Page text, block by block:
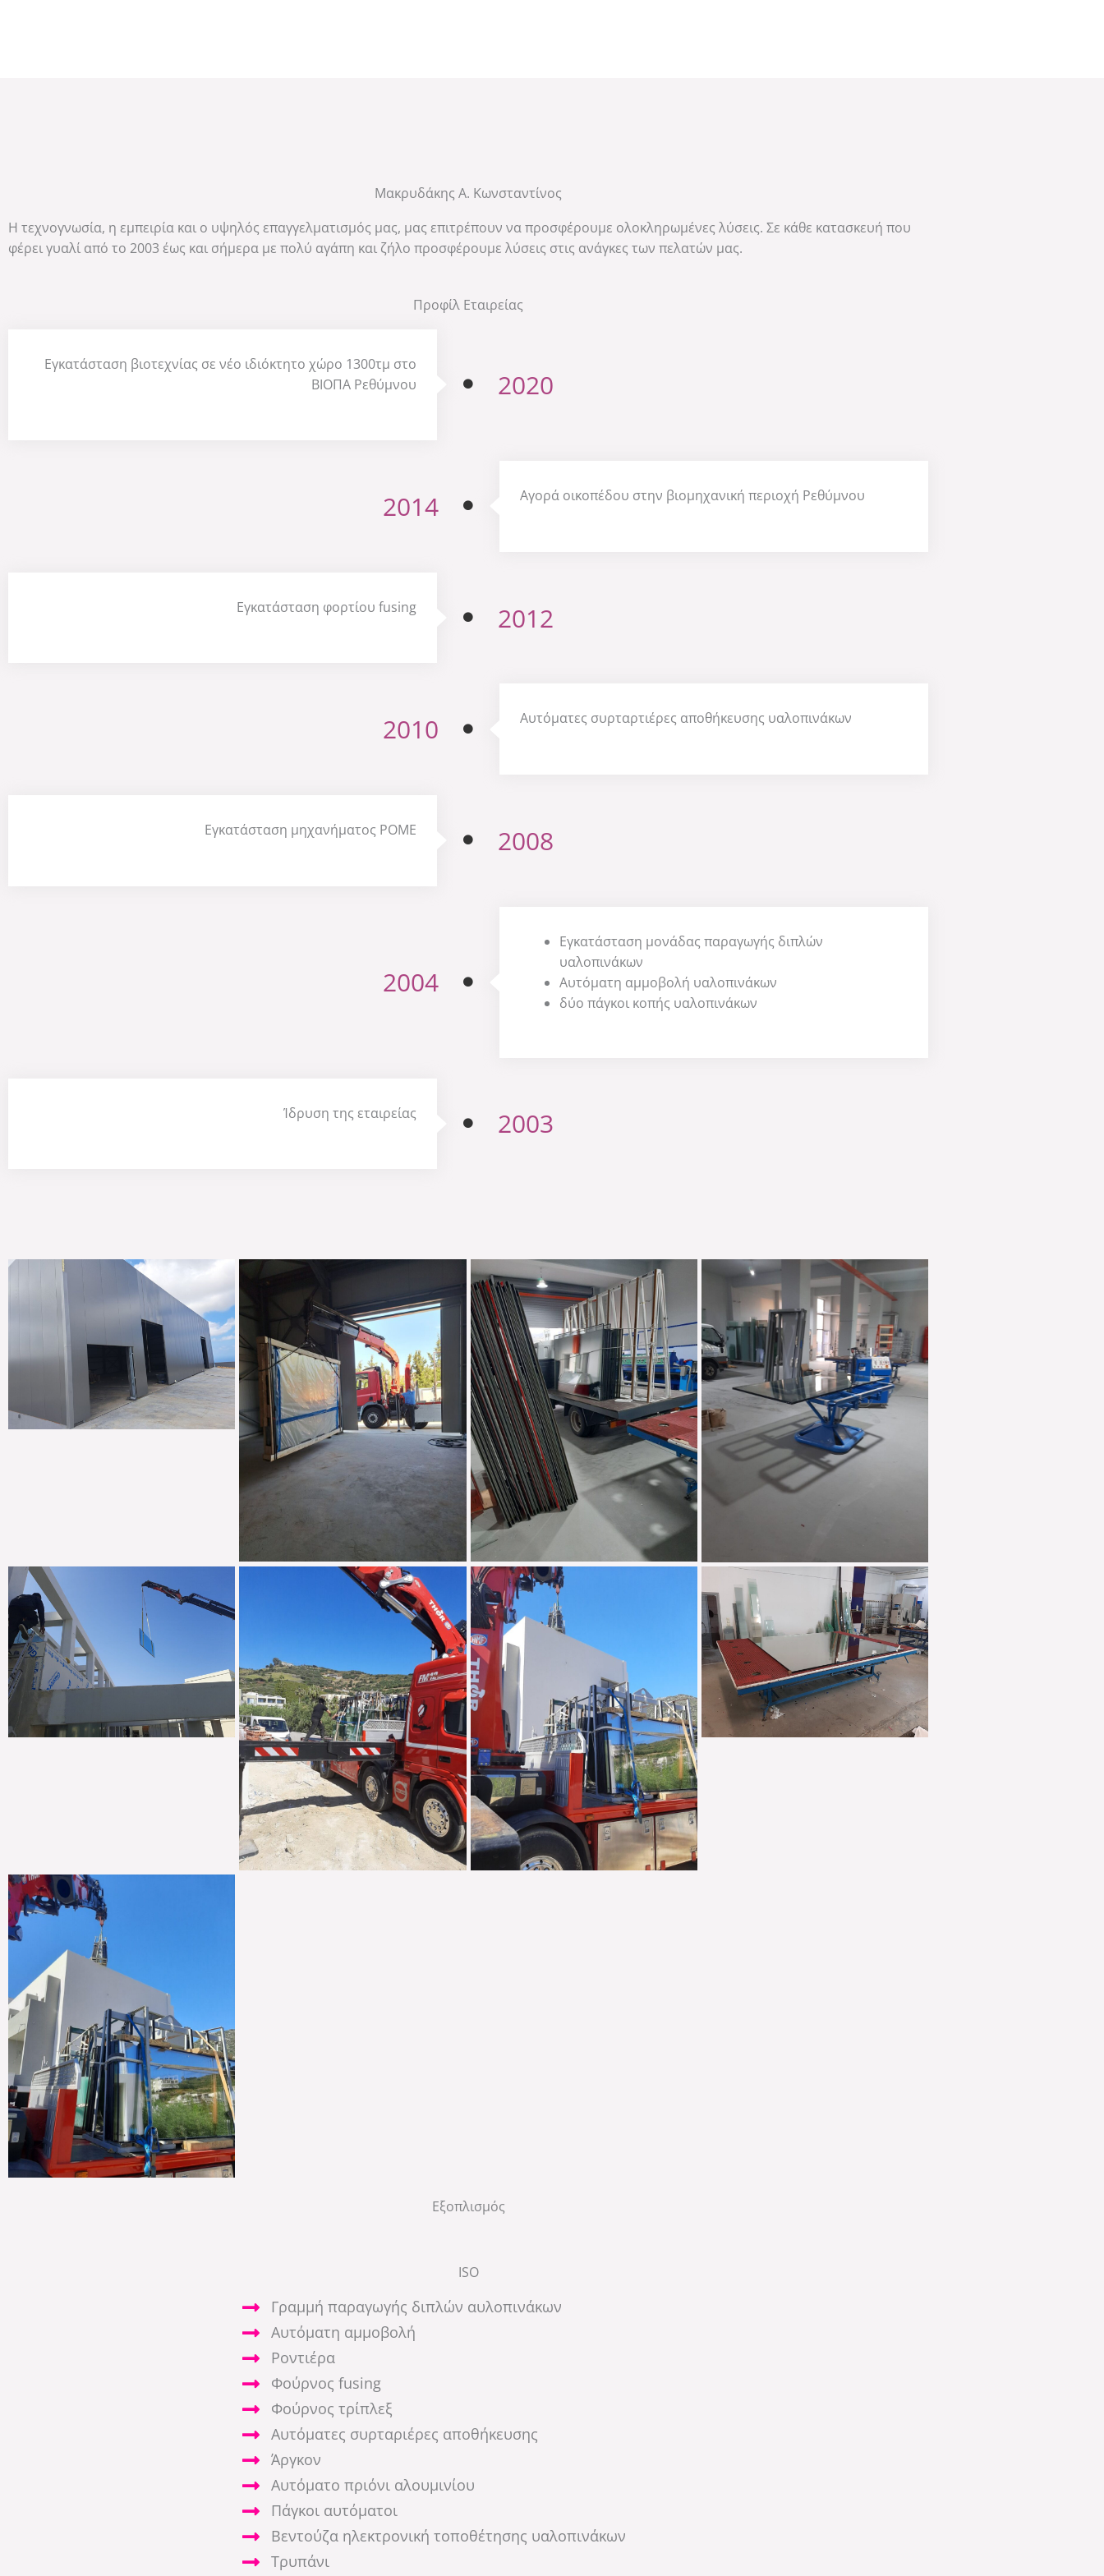
Μακρυδάκης Α. Κωνσταντίνος
Η τεχνογνωσία, η εμπειρία και ο υψηλός επαγγελματισμός μας, μας επιτρέπουν να προσφέρουμε ολοκληρωμένες λύσεις. Σε κάθε κατασκευή που
φέρει γυαλί από το 2003 έως και σήμερα με πολύ αγάπη και ζήλο προσφέρουμε λύσεις στις ανάγκες των πελατών μας.
Προφίλ Εταιρείας
Εγκατάσταση βιοτεχνίας σε νέο ιδιόκτητο χώρο 1300τμ στο
ΒΙΟΠΑ Ρεθύμνου
2020
Αγορά οικοπέδου στην βιομηχανική περιοχή Ρεθύμνου
2014
Εγκατάσταση φορτίου fusing 2012
Αυτόματες συρταρτιέρες αποθήκευσης υαλοπινάκων
2010
Εγκατάσταση μηχανήματος POME 2008
Εγκατάσταση μoνάδας παραγωγής διπλών
υαλοπινάκων
Αυτόματη αμμοβολή υαλοπινάκων
δύο πάγκοι κοπής υαλοπινάκων
2004
Ίδρυση της εταιρείας 2003
Εξοπλισμός
ISO
Γραμμή παραγωγής διπλών αυλοπινάκων
Αυτόματη αμμοβολή
Ροντιέρα
Φούρνος fusing
Φούρνος τρίπλεξ
Αυτόματες συρταριέρες αποθήκευσης
Άργκον
Αυτόματο πριόνι αλουμινίου
Πάγκοι αυτόματοι
Βεντούζα ηλεκτρονική τοποθέτησης υαλοπινάκων
Τρυπάνι